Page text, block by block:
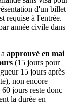
d'un billet
requise à l'entrée.
année civile dans
approuvé en mai
(15 jours pour
15 jours après
non encore
jours reste donc
la durée en